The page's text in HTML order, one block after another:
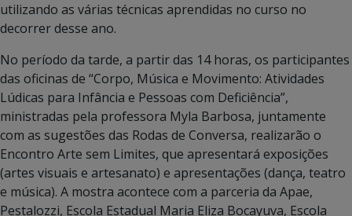
utilizando as várias técnicas aprendidas no curso no
decorrer desse ano.
No período da tarde, a partir das 14 horas, os participantes
das oficinas de “Corpo, Música e Movimento: Atividades
Lúdicas para Infância e Pessoas com Deficiência”,
ministradas pela professora Myla Barbosa, juntamente
com as sugestões das Rodas de Conversa, realizarão o
Encontro Arte sem Limites, que apresentará exposições
(artes visuais e artesanato) e apresentações (dança, teatro
e música). A mostra acontece com a parceria da Apae,
Pestalozzi, Escola Estadual Maria Eliza Bocayuva, Escola